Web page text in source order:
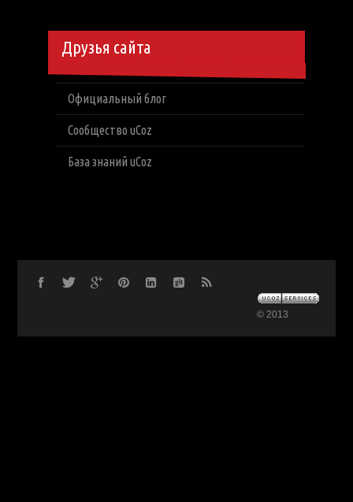
Друзья сайта
Официальный блог
Сообщество uCoz
База знаний uCoz
© 2013